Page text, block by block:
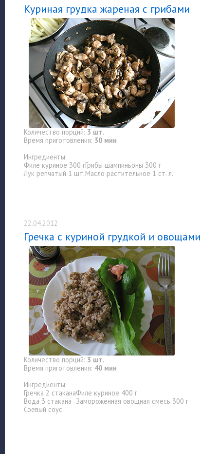
Куриная грудка жареная с грибами
Количество порций: 3 шт.
Время приготовления: 30 мин
Ингредиенты:
Филе куриное 300 гГрибы шампиньоны 300 г
Лук репчатый 1 шт.Масло растительное 1 ст. л.
22.04.2012
Гречка с куриной грудкой и овощами
Количество порций: 3 шт.
Время приготовления: 40 мин
Ингредиенты:
Гречка 2 стаканаФиле куриное 400 г
Вода 3 стакана Замороженная овощная смесь 300 г
Соевый соус